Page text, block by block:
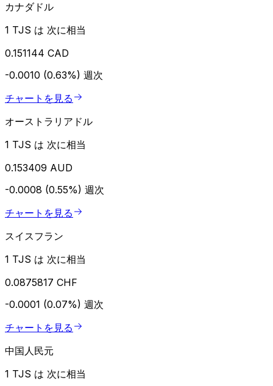
カナダドル
1 TJS は 次に相当
0.151144 CAD
-0.0010 (0.63%) 週次
チャートを見る
オーストラリアドル
1 TJS は 次に相当
0.153409 AUD
-0.0008 (0.55%) 週次
チャートを見る
スイスフラン
1 TJS は 次に相当
0.0875817 CHF
-0.0001 (0.07%) 週次
チャートを見る
中国人民元
1 TJS は 次に相当